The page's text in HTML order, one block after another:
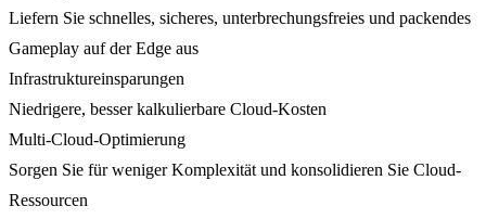
Liefern Sie schnelles, sicheres, unterbrechungsfreies und packendes
Gameplay auf der Edge aus
Infrastruktureinsparungen
Niedrigere, besser kalkulierbare Cloud-Kosten
Multi-Cloud-Optimierung
Sorgen Sie für weniger Komplexität und konsolidieren Sie Cloud-
Ressourcen